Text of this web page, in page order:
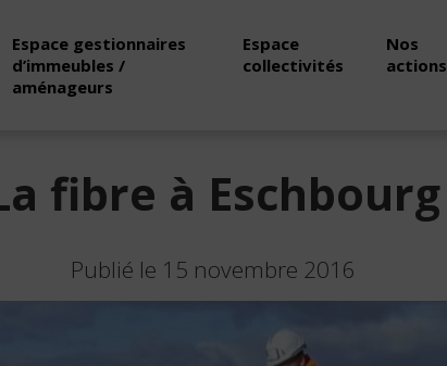
Espace gestionnaires
d’immeubles /
aménageurs
Espace
collectivités
Nos
actions
fibre à Eschbourg
Publié le 15 novembre 2016